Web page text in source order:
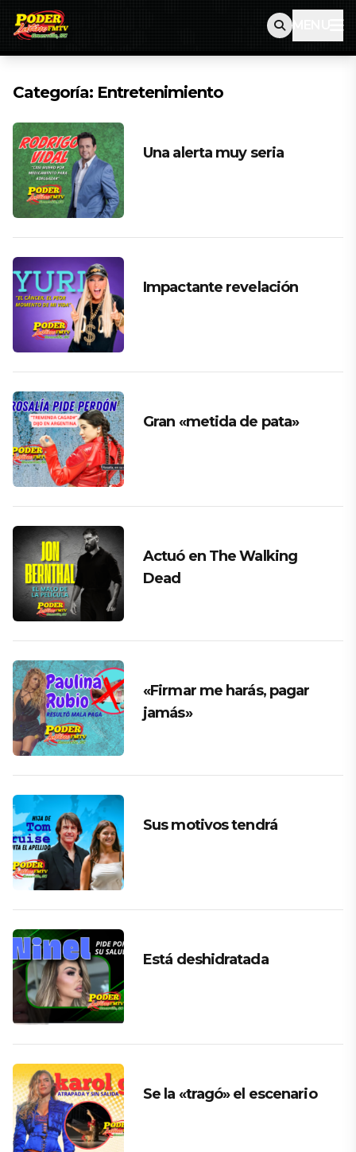
MENU
Categoría: Entretenimiento
Una alerta muy seria
Impactante revelación
Gran «metida de pata»
Actuó en The Walking
Dead
«Firmar me harás, pagar
jamás»
Sus motivos tendrá
Está deshidratada
Se la «tragó» el escenario